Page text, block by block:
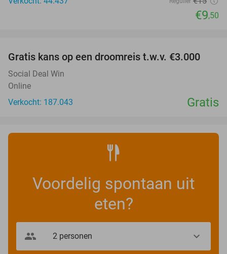
€9,50
Gratis kans op een droomreis t.w.v. €3.000
Social Deal Win
Online
Verkocht: 187.043
Gratis
Voordelig spontaan uit
eten?